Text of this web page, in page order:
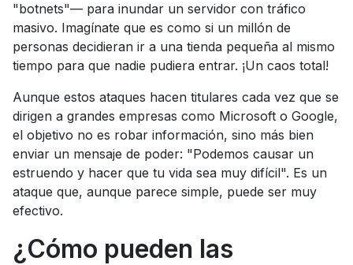
"botnets"— para inundar un servidor con tráfico
masivo. Imagínate que es como si un millón de
personas decidieran ir a una tienda pequeña al mismo
tiempo para que nadie pudiera entrar. ¡Un caos total!
Aunque estos ataques hacen titulares cada vez que se
dirigen a grandes empresas como Microsoft o Google,
el objetivo no es robar información, sino más bien
enviar un mensaje de poder: "Podemos causar un
estruendo y hacer que tu vida sea muy difícil". Es un
ataque que, aunque parece simple, puede ser muy
efectivo.
¿Cómo pueden las